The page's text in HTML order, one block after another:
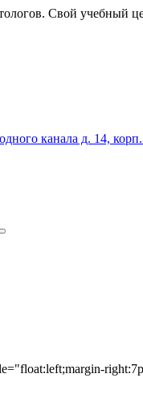
Свой учебный
канала д. 14,